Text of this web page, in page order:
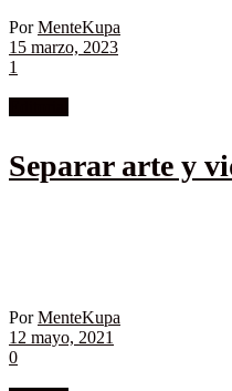
Por MenteKupa
15 marzo, 2023
1
Separar arte y
Por MenteKupa
12 mayo, 2021
0